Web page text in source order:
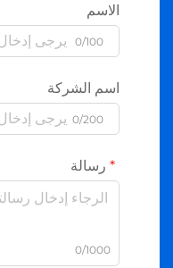
الاسم
0/100
اسم الشركة
0/200
رسالة
0/1000